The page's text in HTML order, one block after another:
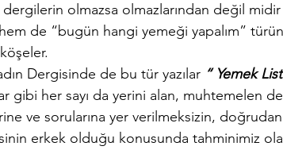
dergilerin olmazsa olmazlarından değil
de “bugün hangi yemeği yapalım”
Dergisinde de bu tür yazılar “ Yemek
gibi her sayı da yerini alan, muhtemelen
ve sorularına yer verilmeksizin,
erkek olduğu konusunda tahminimiz